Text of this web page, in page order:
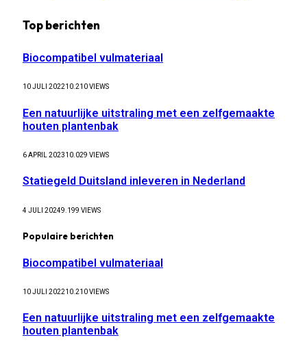
Top berichten
Biocompatibel vulmateriaal
10 JULI 202210.210VIEWS
Een natuurlijke uitstraling met een zelfgemaakte
houten plantenbak
6 APRIL 202310.029 VIEWS
Statiegeld Duitsland inleveren in Nederland
4 JULI 20249.199 VIEWS
Populaire berichten
Biocompatibel vulmateriaal
10 JULI 202210.210VIEWS
Een natuurlijke uitstraling met een zelfgemaakte
houten plantenbak